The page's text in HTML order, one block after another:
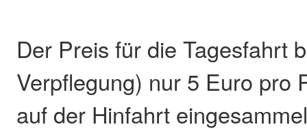
Der Preis für die Tagesfahrt
Verpflegung) nur 5 Euro pro
auf der Hinfahrt